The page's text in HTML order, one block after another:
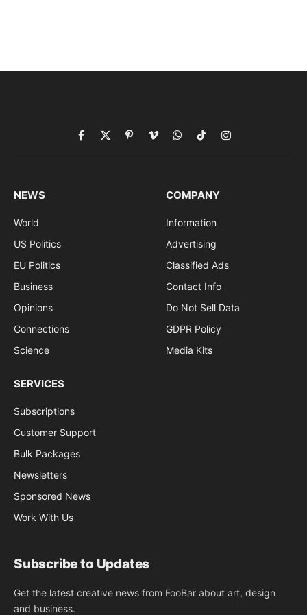
Facebook
X
(Twitter)
PinterestVimeoWhatsApp
TikTokInstagram
NEWS
World
US Politics
EU Politics
Business
Opinions
Connections
Science
COMPANY
Information
Advertising
Classified Ads
Contact Info
Do Not Sell Data
GDPR Policy
Media Kits
SERVICES
Subscriptions
Customer Support
Bulk Packages
Newsletters
Sponsored News
Work With Us
Subscribe to Updates
Get the latest creative news from FooBar about art, design
and business.